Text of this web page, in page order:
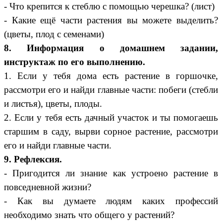
- Что крепится к стеблю с помощью черешка? (лист)
- Какие ещё части растения вы можете выделить?
(цветы, плод с семенами)
8. Информация о домашнем задании,
инструктаж по его выполнению.
1. Если у тебя дома есть растение в горшочке,
рассмотри его и найди главные части: побеги (стебли
и листья), цветы, плоды.
2. Если у тебя есть дачный участок и ты помогаешь
старшим в саду, вырви сорное растение, рассмотри
его и найди главные части.
9. Рефлексия.
- Пригодится ли знание как устроено растение в
повседневной жизни?
- Как вы думаете людям каких профессий
необходимо знать что общего у растений?